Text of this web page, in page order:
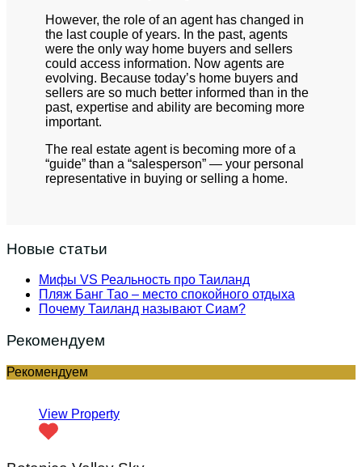
However, the role of an agent has changed in
the last couple of years. In the past, agents
were the only way home buyers and sellers
could access information. Now agents are
evolving. Because today’s home buyers and
sellers are so much better informed than in the
past, expertise and ability are becoming more
important.
The real estate agent is becoming more of a
“guide” than a “salesperson” — your personal
representative in buying or selling a home.
Новые статьи
Мифы VS Реальность про Таиланд
Пляж Банг Тао – место спокойного отдыха
Почему Таиланд называют Сиам?
Рекомендуем
Рекомендуем
View Property